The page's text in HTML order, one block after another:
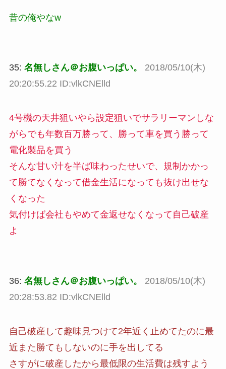
昔の俺やなw
35: 名無しさん＠お腹いっぱい。
2018/05/10(木)
20:20:55.22 ID:vlkCNElld
4号機の天井狙いやら設定狙いでサラリーマンしな
がらでも年数百万勝って、勝って車を買う勝って
電化製品を買う
そんな甘い汁を半ば味わったせいで、規制かかっ
て勝てなくなって借金生活になっても抜け出せな
くなった
気付けば会社もやめて金返せなくなって自己破産
よ
36: 名無しさん＠お腹いっぱい。
2018/05/10(木)
20:28:53.82 ID:vlkCNElld
自己破産して趣味見つけて2年近く止めてたのに最
近また勝てもしないのに手を出してる
さすがに破産したから最低限の生活費は残すよう